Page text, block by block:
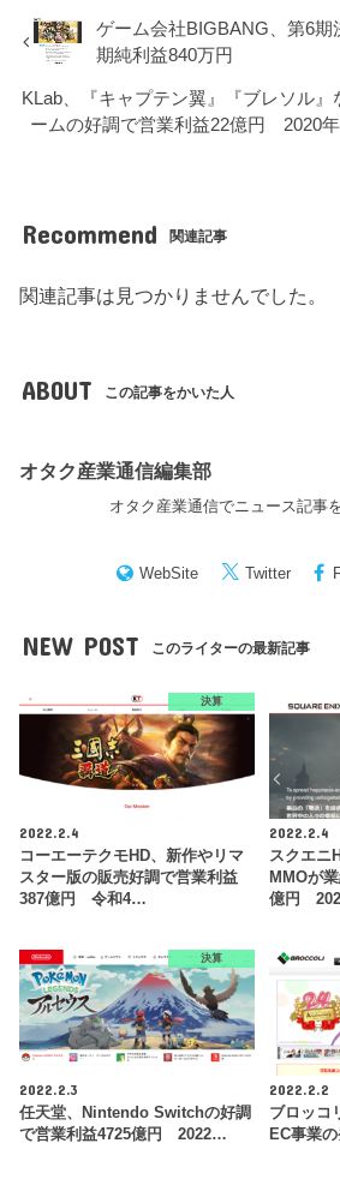
ゲーム会社BIGBANG、第6
期純利益840万円
KLab、『キャプテン翼』『ブレソル』
ームの好調で営業利益22億円 2020
Recommend 関連記事
関連記事は見つかりませんでした。
ABOUT この記事をかいた人
オタク産業通信編集部
オタク産業通信でニュース記事
WebSite Twitter
NEW POST このライターの最新記事
決算
2022.2.4
コーエーテクモHD、新作やリマ
スター版の販売好調で営業利益
387億円 令和4…
2022.2.4
スクエニ
MMOが
億円
決算
2022.2.3
任天堂、Nintendo Switchの好調
で営業利益4725億円 2022…
2022.2.2
ブロッコ
EC事業